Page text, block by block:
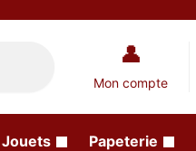
Mon compte
Jouets Papeterie